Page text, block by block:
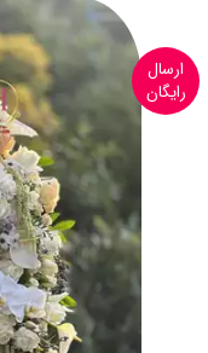
ارسال
رایگان